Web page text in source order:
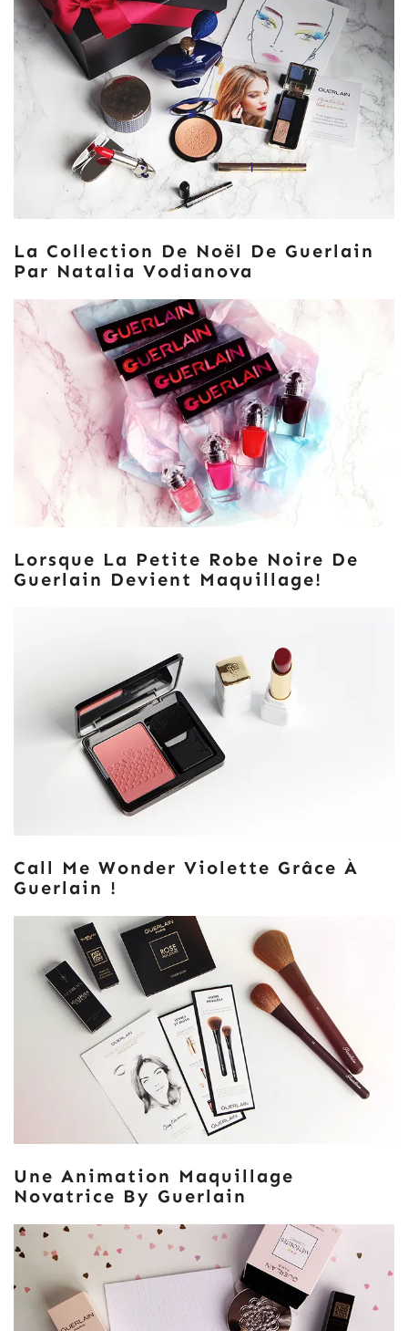
La Collection De Noël De Guerlain
Par Natalia Vodianova
Lorsque La Petite Robe Noire De
Guerlain Devient Maquillage!
Call Me Wonder Violette Grâce À
Guerlain !
Une Animation Maquillage
Novatrice By Guerlain